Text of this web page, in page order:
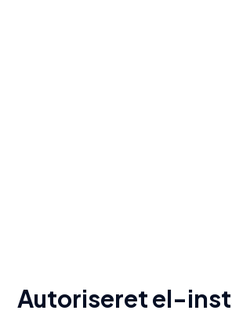
Autoriseret el-